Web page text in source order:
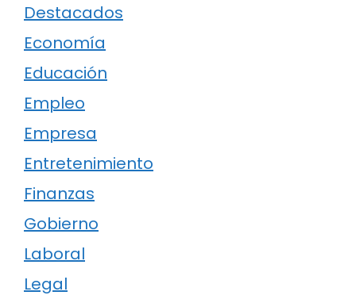
Destacados
Economía
Educación
Empleo
Empresa
Entretenimiento
Finanzas
Gobierno
Laboral
Legal